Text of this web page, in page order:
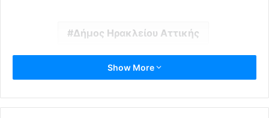
Δήμος Ηρακλείου Αττικής
Show More